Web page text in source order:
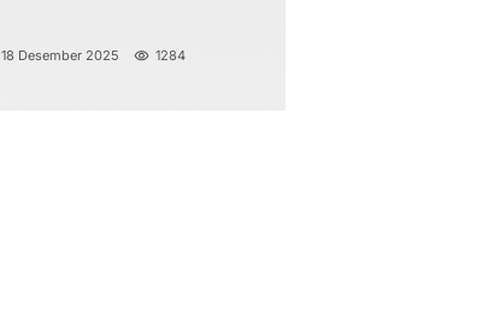
18 Desember 2025 1284